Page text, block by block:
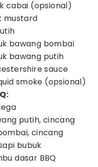
cabai (opsional)
mustard
bawang bombai
bawang putih
sauce
smoke (opsional)
putih, cincang
cincang
bubuk
dasar BBQ